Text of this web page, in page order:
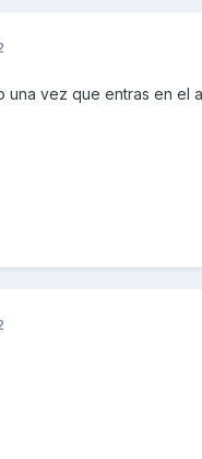
una vez que entras en el